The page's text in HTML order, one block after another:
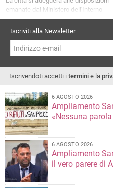
emanate dal Ministero dell'Interno
Iscriviti alla Newsletter
Iscrivendoti accetti i termini e la
6 AGOSTO 2026
Ampliamento
«Nessuna
6 AGOSTO 2026
Ampliamento
il vero parere di